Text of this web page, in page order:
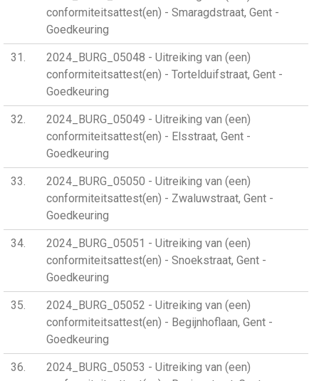
conformiteitsattest(en) - Smaragdstraat, Gent -
Goedkeuring
31
2024_BURG_05048 - Uitreiking van (een)
conformiteitsattest(en) - Tortelduifstraat, Gent -
Goedkeuring
32
2024_BURG_05049 - Uitreiking van (een)
conformiteitsattest(en) - Elsstraat, Gent -
Goedkeuring
33
2024_BURG_05050 - Uitreiking van (een)
conformiteitsattest(en) - Zwaluwstraat, Gent -
Goedkeuring
34
2024_BURG_05051 - Uitreiking van (een)
conformiteitsattest(en) - Snoekstraat, Gent -
Goedkeuring
35
2024_BURG_05052 - Uitreiking van (een)
conformiteitsattest(en) - Begijnhoflaan, Gent -
Goedkeuring
36
2024_BURG_05053 - Uitreiking van (een)